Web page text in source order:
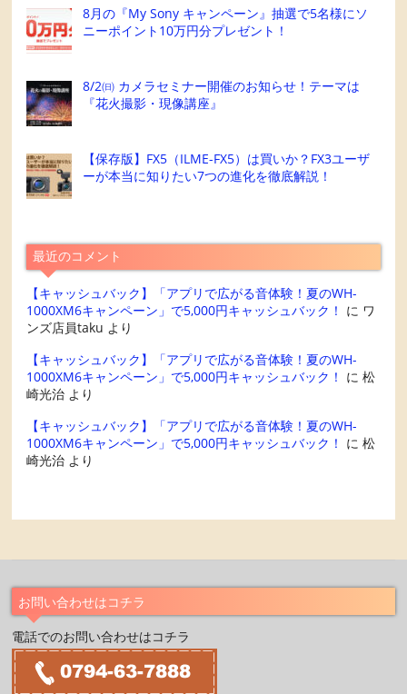
8月の『My Sony キャンペーン』抽選で5名様にソ
ニーポイント10万円分プレゼント！
8/2㈰ カメラセミナー開催のお知らせ！テーマは
『花火撮影・現像講座』
【保存版】FX5（ILME-FX5）は買いか？FX3ユーザ
ーが本当に知りたい7つの進化を徹底解説！
最近のコメント
【キャッシュバック】「アプリで広がる音体験！夏のWH-
1000XM6キャンペーン」で5,000円キャッシュバック！ に ワ
ンズ店員taku より
【キャッシュバック】「アプリで広がる音体験！夏のWH-
1000XM6キャンペーン」で5,000円キャッシュバック！ に松
崎光治 より
【キャッシュバック】「アプリで広がる音体験！夏のWH-
1000XM6キャンペーン」で5,000円キャッシュバック！ に松
崎光治 より
お問い合わせはコチラ
電話でのお問い合わせはコチラ